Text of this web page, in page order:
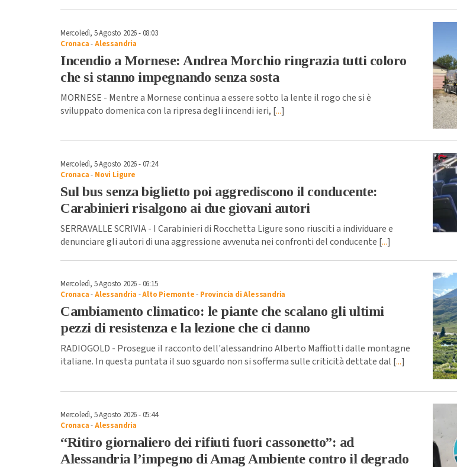
Mercoledì, 5 Agosto 2026 - 08:03
Cronaca-Alessandria
Incendio a Mornese: Andrea Morchio ringrazia tutti coloro
che si stanno impegnando senza sosta
MORNESE - Mentre a Mornese continua a essere sotto la lente il rogo che si è
sviluppato domenica con la ripresa degli incendi ieri, [...]
Mercoledì, 5 Agosto 2026 - 07:24
Cronaca- Novi Ligure
Sul bus senza biglietto poi aggrediscono il conducente:
Carabinieri risalgono ai due giovani autori
SERRAVALLE SCRIVIA - I Carabinieri di Rocchetta Ligure sono riusciti a individuare e
denunciare gli autori di una aggressione avvenuta nei confronti del conducente [...]
Mercoledì, 5 Agosto 2026 - 06:15
Cronaca-Alessandria -Alto Piemonte- Provincia di Alessandria
Cambiamento climatico: le piante che scalano gli ultimi
pezzi di resistenza e la lezione che ci danno
RADIOGOLD - Prosegue il racconto dell'alessandrino Alberto Maffiotti dalle montagne
italiane. In questa puntata il suo sguardo non si sofferma sulle criticità dettate dal [...]
Mercoledì, 5 Agosto 2026 - 05:44
Cronaca-Alessandria
“Ritiro giornaliero dei rifiuti fuori cassonetto”: ad
Alessandria l’impegno di Amag Ambiente contro il degrado